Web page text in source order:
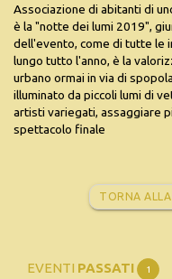
Associazione di abitanti di
è la "notte dei lumi 2019",
dell'evento, come di tutte le
lungo tutto l'anno, è la
urbano ormai in via di
illuminato da piccoli lumi di
artisti variegati, assaggiare
spettacolo finale
TORNA
EVENTI PASSATI 1